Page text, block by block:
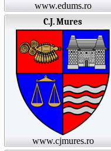
www.edums.ro
C.J. Mures
www.cjmures.ro